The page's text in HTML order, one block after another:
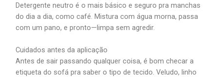
Detergente neutro é o mais básico e seguro pra manchas
do dia a dia, como café. Mistura com água morna, passa
com um pano, e pronto—limpa sem agredir.
Cuidados antes da aplicação
Antes de sair passando qualquer coisa, é bom checar a
etiqueta do sofá pra saber o tipo de tecido. Veludo, linho